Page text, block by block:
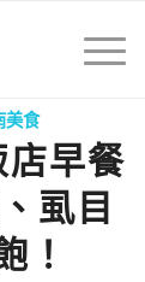
美食
早餐
虱目
！